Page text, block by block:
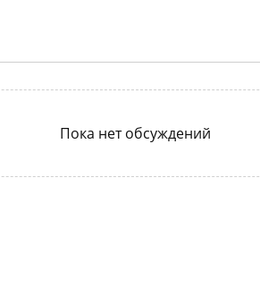
Пока нет обсуждений